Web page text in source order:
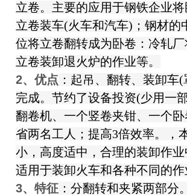
立卷。主要的应用于钢铁企业
立卷装车(火车和汽车)；钢材的
位将立卷翻转成为卧卷：冷轧
立卷装卸退火炉的作业等。
2、优点 ：起吊、翻转、装卸车
完成。节约了设备投资(少用一
翻卷机、一个竖卷夹钳、一个
省两名工人；提高3倍效率。
，
小，高度适中，合理的装卸作
适用于装卸火车和各种不同的作
3、特征 ：分翻转和夹紧两部分